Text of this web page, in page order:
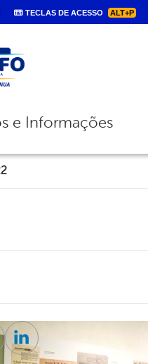
TECLAS DE ACESSO ALT+P
de navegação
e Informações
Linkedin